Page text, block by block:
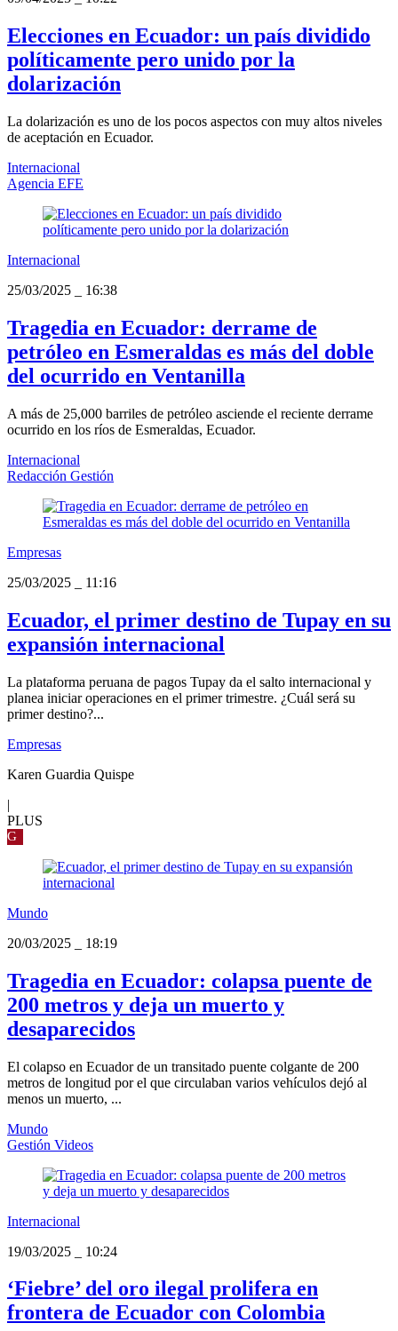
Elecciones en Ecuador: un país dividido
políticamente pero unido por la
dolarización
La dolarización es uno de los pocos aspectos con muy altos niveles
de aceptación en Ecuador.
Internacional
Agencia EFE
Internacional
25/03/2025
16:38
Tragedia en Ecuador: derrame de
petróleo en Esmeraldas es más del doble
del ocurrido en Ventanilla
A más de 25,000 barriles de petróleo asciende el reciente derrame
ocurrido en los ríos de Esmeraldas, Ecuador.
Internacional
Redacción Gestión
Empresas
25/03/2025
11:16
Ecuador, el primer destino de Tupay en su
expansión internacional
La plataforma peruana de pagos Tupay da el salto internacional y
planea iniciar operaciones en el primer trimestre. ¿Cuál será su
primer destino?...
Empresas
Karen Guardia Quispe
|
PLUS
G
Mundo
20/03/2025
18:19
Tragedia en Ecuador: colapsa puente de
200 metros y deja un muerto y
desaparecidos
El colapso en Ecuador de un transitado puente colgante de 200
metros de longitud por el que circulaban varios vehículos dejó al
menos un muerto, ...
Mundo
Gestión Videos
Internacional
19/03/2025
10:24
‘Fiebre’ del oro ilegal prolifera en
frontera de Ecuador con Colombia